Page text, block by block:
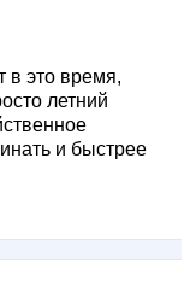
в это время,
летний
и быстрее